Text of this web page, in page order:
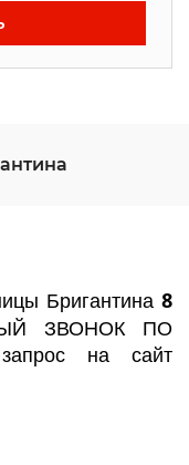
Бригантина 8
ЗВОНОК ПО
на сайт